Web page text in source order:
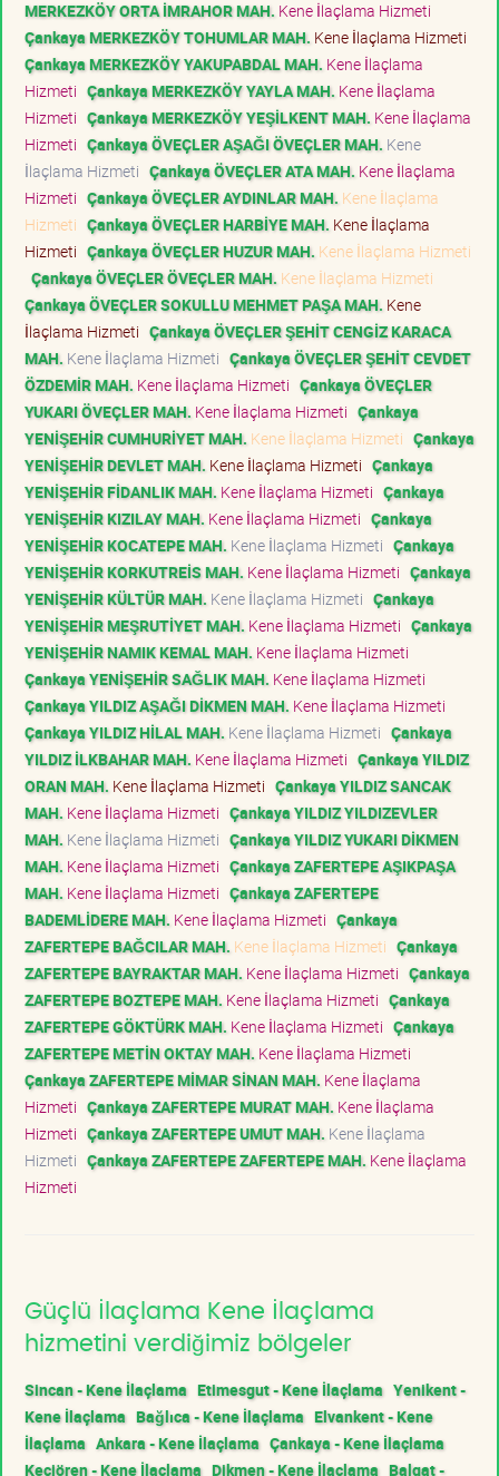
MERKEZKÖY ORTA İMRAHOR MAH. Kene İlaçlama Hizmeti
Çankaya MERKEZKÖY TOHUMLAR MAH. Kene İlaçlama Hizmeti
Çankaya MERKEZKÖY YAKUPABDAL MAH. Kene İlaçlama
Hizmeti Çankaya MERKEZKÖY YAYLA MAH. Kene İlaçlama
Hizmeti Çankaya MERKEZKÖY YEŞİLKENT MAH. Kene İlaçlama
Hizmeti Çankaya ÖVEÇLER AŞAĞI ÖVEÇLER MAH. Kene
İlaçlama Hizmeti Çankaya ÖVEÇLER ATA MAH. Kene İlaçlama
Hizmeti Çankaya ÖVEÇLER AYDINLAR MAH. Kene İlaçlama
Hizmeti Çankaya ÖVEÇLER HARBİYE MAH. Kene İlaçlama
Hizmeti Çankaya ÖVEÇLER HUZUR MAH. Kene İlaçlama Hizmeti
Çankaya ÖVEÇLER ÖVEÇLER MAH. Kene İlaçlama Hizmeti
Çankaya ÖVEÇLER SOKULLU MEHMET PAŞA MAH. Kene
İlaçlama Hizmeti Çankaya ÖVEÇLER ŞEHİT CENGİZ KARACA
MAH. Kene İlaçlama Hizmeti Çankaya ÖVEÇLER ŞEHİT CEVDET
ÖZDEMİR MAH. Kene İlaçlama Hizmeti Çankaya ÖVEÇLER
YUKARI ÖVEÇLER MAH. Kene İlaçlama Hizmeti Çankaya
YENİŞEHİR CUMHURİYET MAH. Kene İlaçlama Hizmeti Çankaya
YENİŞEHİR DEVLET MAH. Kene İlaçlama Hizmeti Çankaya
YENİŞEHİR FİDANLIK MAH. Kene İlaçlama Hizmeti Çankaya
YENİŞEHİR KIZILAY MAH. Kene İlaçlama Hizmeti Çankaya
YENİŞEHİR KOCATEPE MAH. Kene İlaçlama Hizmeti Çankaya
YENİŞEHİR KORKUTREİS MAH. Kene İlaçlama Hizmeti Çankaya
YENİŞEHİR KÜLTÜR MAH. Kene İlaçlama Hizmeti Çankaya
YENİŞEHİR MEŞRUTİYET MAH. Kene İlaçlama Hizmeti Çankaya
YENİŞEHİR NAMIK KEMAL MAH. Kene İlaçlama Hizmeti
Çankaya YENİŞEHİR SAĞLIK MAH. Kene İlaçlama Hizmeti
Çankaya YILDIZ AŞAĞI DİKMEN MAH. Kene İlaçlama Hizmeti
Çankaya YILDIZ HİLAL MAH. Kene İlaçlama Hizmeti Çankaya
YILDIZ İLKBAHAR MAH. Kene İlaçlama Hizmeti Çankaya YILDIZ
ORAN MAH. Kene İlaçlama Hizmeti Çankaya YILDIZ SANCAK
MAH. Kene İlaçlama Hizmeti Çankaya YILDIZ YILDIZEVLER
MAH. Kene İlaçlama Hizmeti Çankaya YILDIZ YUKARI DİKMEN
MAH. Kene İlaçlama Hizmeti Çankaya ZAFERTEPE AŞIKPAŞA
MAH. Kene İlaçlama Hizmeti Çankaya ZAFERTEPE
BADEMLİDERE MAH. Kene İlaçlama Hizmeti Çankaya
ZAFERTEPE BAĞCILAR MAH. Kene İlaçlama Hizmeti Çankaya
ZAFERTEPE BAYRAKTAR MAH. Kene İlaçlama Hizmeti Çankaya
ZAFERTEPE BOZTEPE MAH. Kene İlaçlama Hizmeti Çankaya
ZAFERTEPE GÖKTÜRK MAH. Kene İlaçlama Hizmeti Çankaya
ZAFERTEPE METİN OKTAY MAH. Kene İlaçlama Hizmeti
Çankaya ZAFERTEPE MİMAR SİNAN MAH. Kene İlaçlama
Hizmeti Çankaya ZAFERTEPE MURAT MAH. Kene İlaçlama
Hizmeti Çankaya ZAFERTEPE UMUT MAH. Kene İlaçlama
Hizmeti Çankaya ZAFERTEPE ZAFERTEPE MAH. Kene İlaçlama
Hizmeti
Güçlü İlaçlama Kene İlaçlama
hizmetini verdiğimiz bölgeler
Sincan - Kene İlaçlama Etimesgut - Kene İlaçlama Yenikent -
Kene İlaçlama Bağlıca - Kene İlaçlama Elvankent - Kene
İlaçlama Ankara - Kene İlaçlama Çankaya - Kene İlaçlama
Keçiören - Kene İlaçlama Dikmen - Kene İlaçlama Balgat -